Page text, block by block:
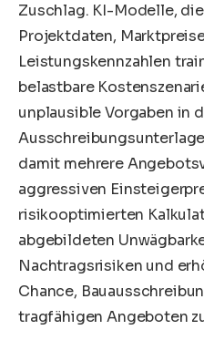
Zuschlag. KI-Modelle,
Projektdaten,
Leistungskennzahlen
belastbare
unplausible Vorgaben in
damit mehrere
aggressiven
risikooptimierten
abgebildeten
Nachtragsrisiken und
Chance,
tragfähigen Angeboten